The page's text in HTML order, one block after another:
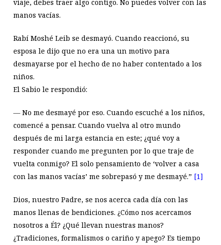
viaje, debes traer algo contigo. No puedes volver con las
manos vacías.
Rabí Moshé Leib se desmayó. Cuando reaccionó, su
esposa le dijo que no era una un motivo para
desmayarse por el hecho de no haber contentado a los
niños.
El Sabio le respondió:
― No me desmayé por eso. Cuando escuché a los niños,
comencé a pensar. Cuando vuelva al otro mundo
después de mi larga estancia en este; ¿qué voy a
responder cuando me pregunten por lo que traje de
vuelta conmigo? El solo pensamiento de ‘volver a casa
con las manos vacías’ me sobrepasó y me desmayé.” [1]
Dios, nuestro Padre, se nos acerca cada día con las
manos llenas de bendiciones. ¿Cómo nos acercamos
nosotros a Él? ¿Qué llevan nuestras manos?
¿Tradiciones, formalismos o cariño y apego? Es tiempo